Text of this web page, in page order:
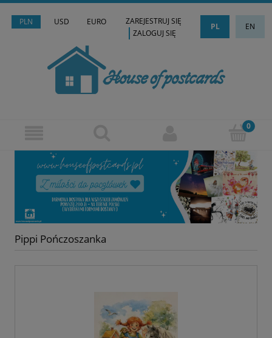
PLN USD EURO PL EN
ZAREJESTRUJ SIĘ
ZALOGUJ SIĘ
Pippi Pończoszanka